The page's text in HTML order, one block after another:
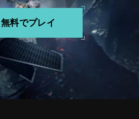
無料でプレイ